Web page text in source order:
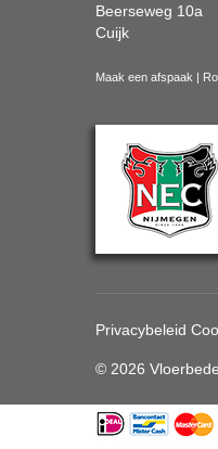
Beerseweg 10a
Cuijk
Maak een afspaak |
Privacybeleid
© 2026